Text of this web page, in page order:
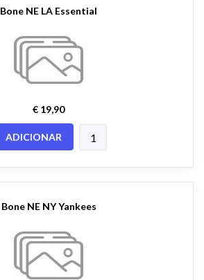
Bone NE LA Essential
€ 19,90
ADICIONAR
Bone NE NY Yankees